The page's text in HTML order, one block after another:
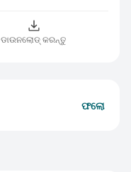
ଡାଉନଲୋଡ୍ କରନ୍ତୁ
ଫଲୋ